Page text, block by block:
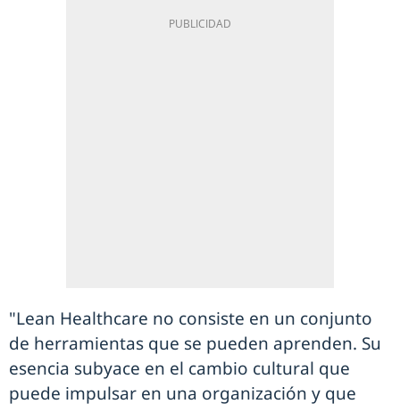
"Lean Healthcare no consiste en un conjunto
de herramientas que se pueden aprenden. Su
esencia subyace en el cambio cultural que
puede impulsar en una organización y que